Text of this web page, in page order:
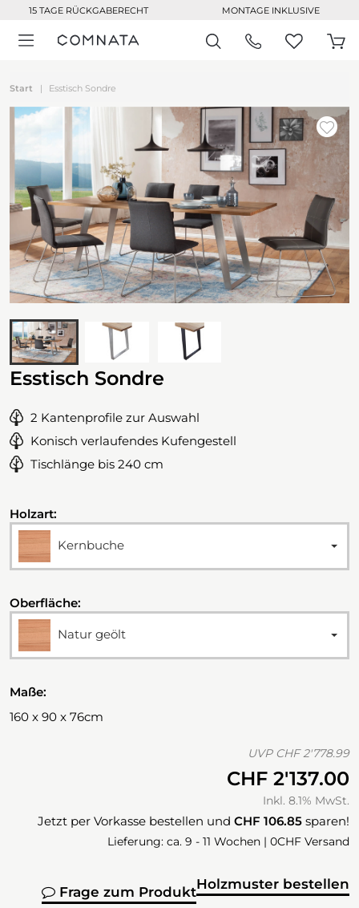
15 TAGE RÜCKGABERECHT MONTAGE INKLUSIVE
Start Esstisch Sondre
Esstisch Sondre
2 Kantenprofile zur Auswahl
Konisch verlaufendes Kufengestell
Tischlänge bis 240 cm
Holzart:
Kernbuche
Oberfläche:
Natur geölt
Maße:
160 x 90 x 76cm
UVP CHF 2'778.99
CHF 2'137.00
Inkl. 8.1% MwSt.
Jetzt per Vorkasse bestellen und CHF 106.85 sparen!
Lieferung: ca. 9 - 11 Wochen | 0CHF Versand
Holzmuster bestellen
Frage zum Produkt